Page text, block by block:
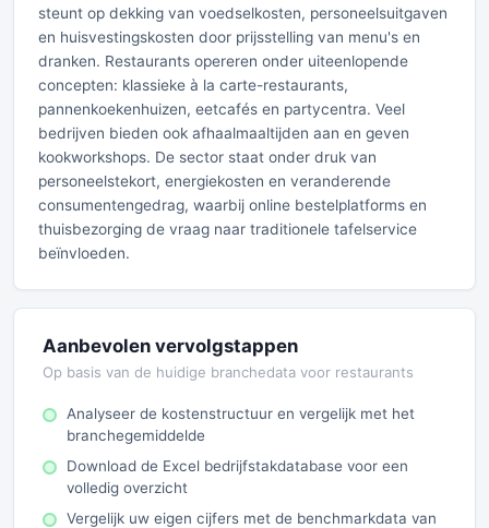
steunt op dekking van voedselkosten, personeelsuitgaven
en huisvestingskosten door prijsstelling van menu's en
dranken. Restaurants opereren onder uiteenlopende
concepten: klassieke à la carte-restaurants,
pannenkoekenhuizen, eetcafés en partycentra. Veel
bedrijven bieden ook afhaalmaaltijden aan en geven
kookworkshops. De sector staat onder druk van
personeelstekort, energiekosten en veranderende
consumentengedrag, waarbij online bestelplatforms en
thuisbezorging de vraag naar traditionele tafelservice
beïnvloeden.
Aanbevolen vervolgstappen
Op basis van de huidige branchedata voor restaurants
Analyseer de kostenstructuur en vergelijk met het
branchegemiddelde
Download de Excel bedrijfstakdatabase voor een
volledig overzicht
Vergelijk uw eigen cijfers met de benchmarkdata van